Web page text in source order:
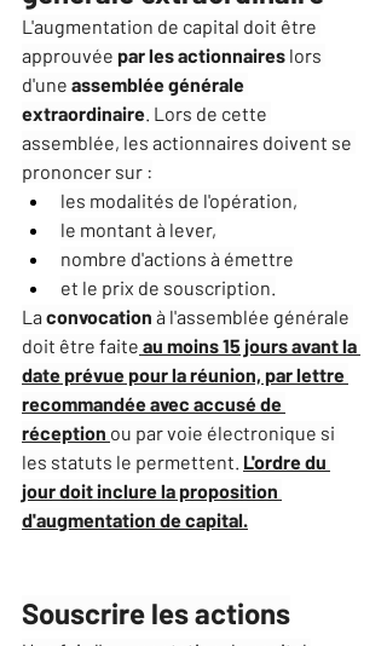
L'augmentation de capital doit être
approuvée par les actionnaires lors
d'une assemblée générale
extraordinaire. Lors de cette
assemblée, les actionnaires doivent se
prononcer sur :
les modalités de l'opération,
le montant à lever,
nombre d'actions à émettre
et le prix de souscription.
La convocation à l'assemblée générale
doit être faite au moins 15 jours avant la
date prévue pour la réunion, par lettre
recommandée avec accusé de
réception ou par voie électronique si
les statuts le permettent. L'ordre du
jour doit inclure la proposition
d'augmentation de capital.
Souscrire les actions